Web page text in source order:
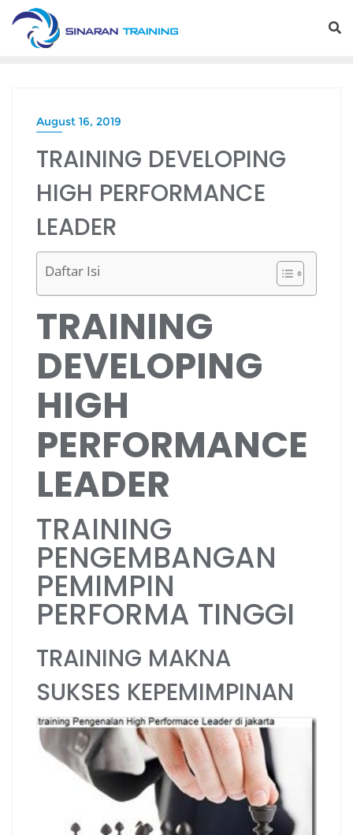
Skip
content
August 16, 2019
TRAINING DEVELOPING
HIGH PERFORMANCE
LEADER
Daftar Isi
TRAINING
DEVELOPING
HIGH
PERFORMANCE
LEADER
TRAINING
PENGEMBANGAN
PEMIMPIN
PERFORMA TINGGI
TRAINING MAKNA
SUKSES KEPEMIMPINAN